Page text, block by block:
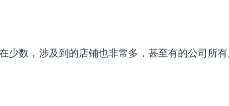
少数，涉及到的店铺也非常多，甚至有的公司所